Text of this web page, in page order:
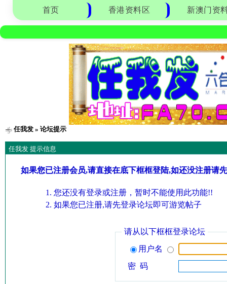
首页 香港资料区 新澳门资
任我发» 论坛提示
任我发 提示信息
如果您已注册会员,请直接在底下框框登陆,如还没注册请
您还没有登录或注册，暂时不能使用此功能!!
如果您已注册,请先登录论坛即可游览帖子
请从以下框框登录论坛
用户名
密 码